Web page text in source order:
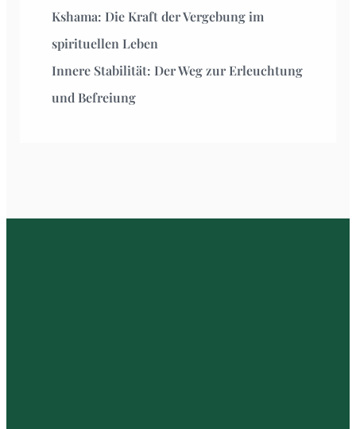
Kshama: Die Kraft der Vergebung im
spirituellen Leben
Innere Stabilität: Der Weg zur Erleuchtung
und Befreiung